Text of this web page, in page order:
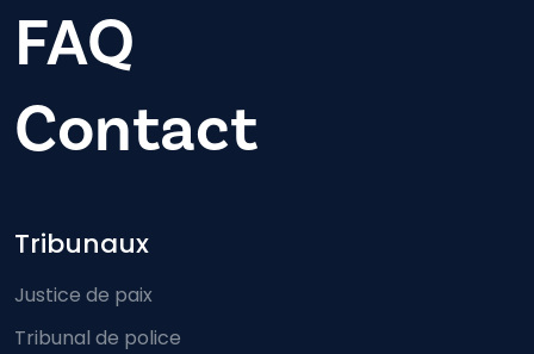
FAQ
Contact
Footer-menu
Tribunaux
Justice de paix
Tribunal de police